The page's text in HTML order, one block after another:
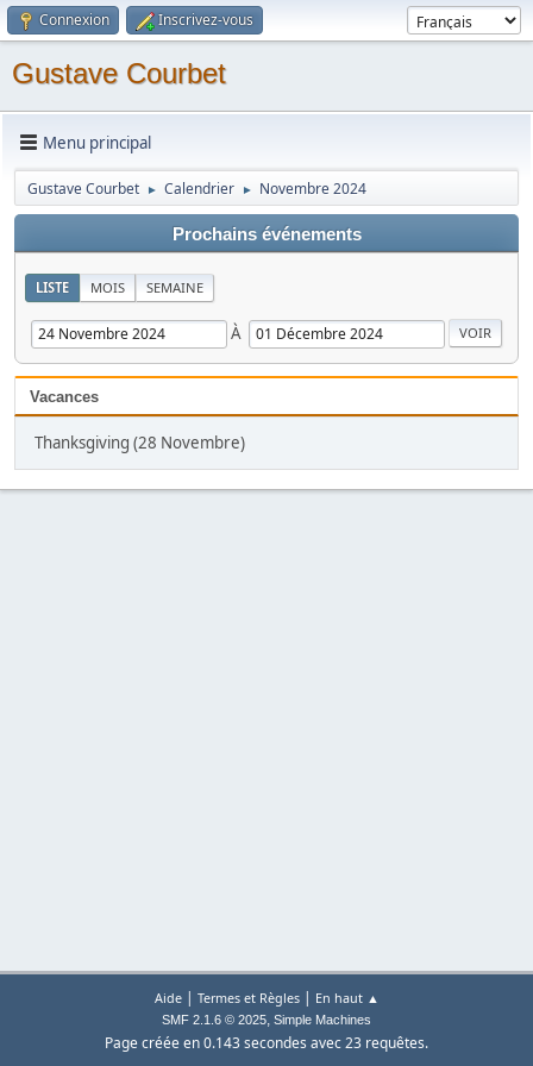
Connexion Inscrivez-vous
Gustave Courbet
Menu principal
Gustave Courbet ► Calendrier ► Novembre 2024
Prochains événements
LISTE MOIS SEMAINE
À
Vacances
Thanksgiving (28 Novembre)
Aide| Termes et Règles| En haut ▲
SMF 2.1.6 © 2025, Simple Machines
Page créée en 0.143 secondes avec 23 requêtes.